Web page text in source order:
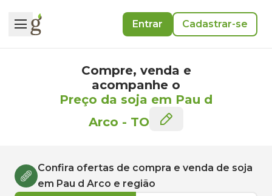
Entrar Cadastrar-se
Compre, venda e
acompanhe o
Preço da soja em Pau d
Arco - TO
Confira ofertas de compra e venda de soja
em Pau d Arco e região